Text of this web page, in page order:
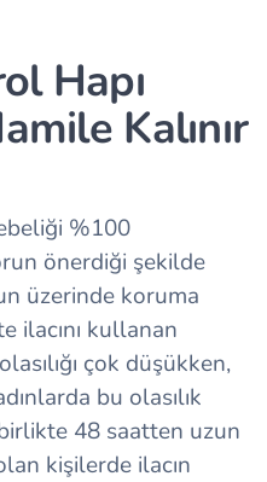
Hapı
Kalınır
%100
önerdiği şekilde
üzerinde koruma
ilacını kullanan
çok düşükken,
bu olasılık
48 saatten uzun
kişilerde ilacın